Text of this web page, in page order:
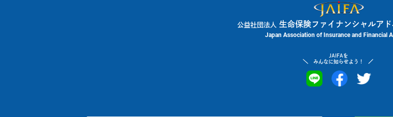
公益社団法人
生命保険ファイナンシャルア
Japan Association of Insurance and Financial
JAIFAを
みんなに知らせよう！